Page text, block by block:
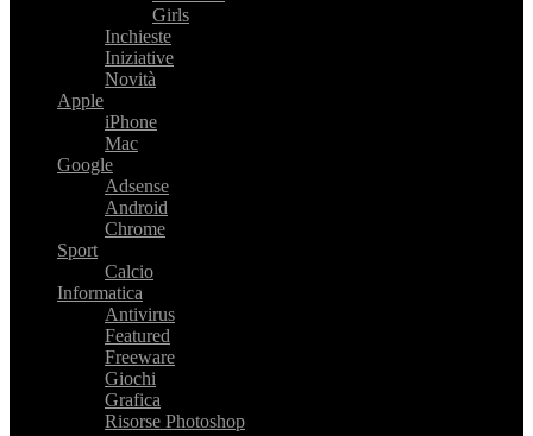
Girls
Inchieste
Iniziative
Novità
Apple
iPhone
Mac
Google
Adsense
Android
Chrome
Sport
Calcio
Informatica
Antivirus
Featured
Freeware
Giochi
Grafica
Risorse Photoshop